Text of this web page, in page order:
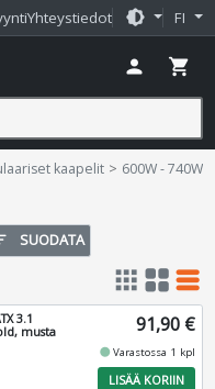
Yhteystiedot brightness_medium FI
person shopping_cart
kaapelit 600W - 740W
SUODATA
apps grid_view table_rows
3.1
musta
91,90 €
fiber_manual_recordVarastossa 1 kpl
LISÄÄ KORIIN